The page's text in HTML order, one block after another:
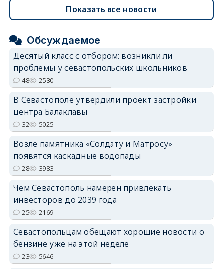
Показать все новости
Обсуждаемое
Десятый класс с отбором: возникли ли
проблемы у севастопольских школьников
48 2530
В Севастополе утвердили проект застройки
центра Балаклавы
32 5025
Возле памятника «Солдату и Матросу»
появятся каскадные водопады
28 3983
Чем Севастополь намерен привлекать
инвесторов до 2039 года
25 2169
Севастопольцам обещают хорошие новости о
бензине уже на этой неделе
23 5646